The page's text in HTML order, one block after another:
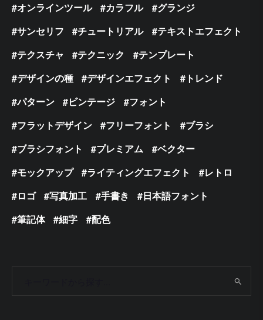
オンラインツール
カラフル
グランジ
サンセリフ
チュートリアル
テキストエフェクト
テクスチャ
テクニック
テンプレート
デザインの種
デザインエフェクト
トレンド
パターン
ビンテージ
フォント
フラットデザイン
フリーフォント
ブラシ
ブラシフォント
プレミアム
ベクター
モックアップ
ライティングエフェクト
レトロ
ロゴ
写真加工 手書き
日本語フォント
筆記体
細字 配色